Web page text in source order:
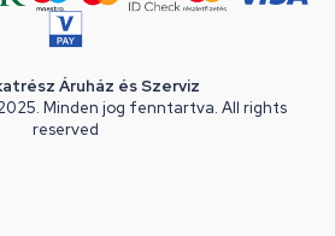
Áruház és Szerviz
Minden jog fenntartva. All rights
reserved